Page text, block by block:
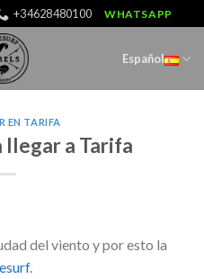
+34628480100 WHATSAPP
Español
EN TARIFA
llegar a Tarifa
del viento y por esto la
.